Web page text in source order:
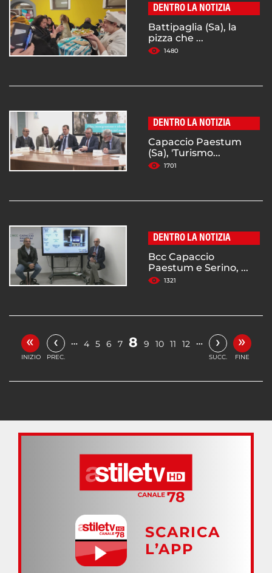
DENTRO LA NOTIZIA
Battipaglia (Sa), la
pizza che ...
1480
DENTRO LA NOTIZIA
Capaccio Paestum
(Sa), 'Turismo...
1701
DENTRO LA NOTIZIA
Bcc Capaccio
Paestum e Serino, ...
1321
«
INIZIO
‹
PREC.
… 4 5 6 7 8 9 10 11 12 … ›
SUCC.
»
FINE
SCARICA
L’APP